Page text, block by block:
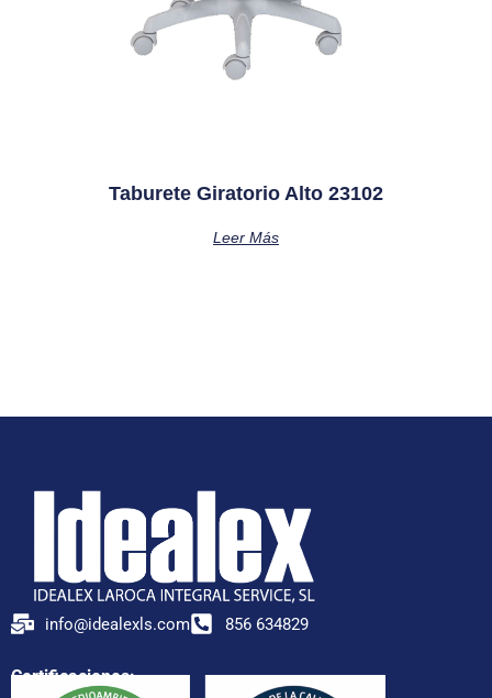
Taburete Giratorio Alto 23102
Leer Más
info@idealexls.com 856 634829
Certificaciones: